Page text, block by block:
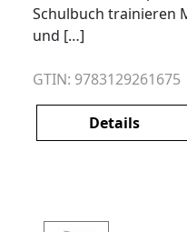
Schulbuch trainieren
und […]
GTIN: 9783129261675
Details